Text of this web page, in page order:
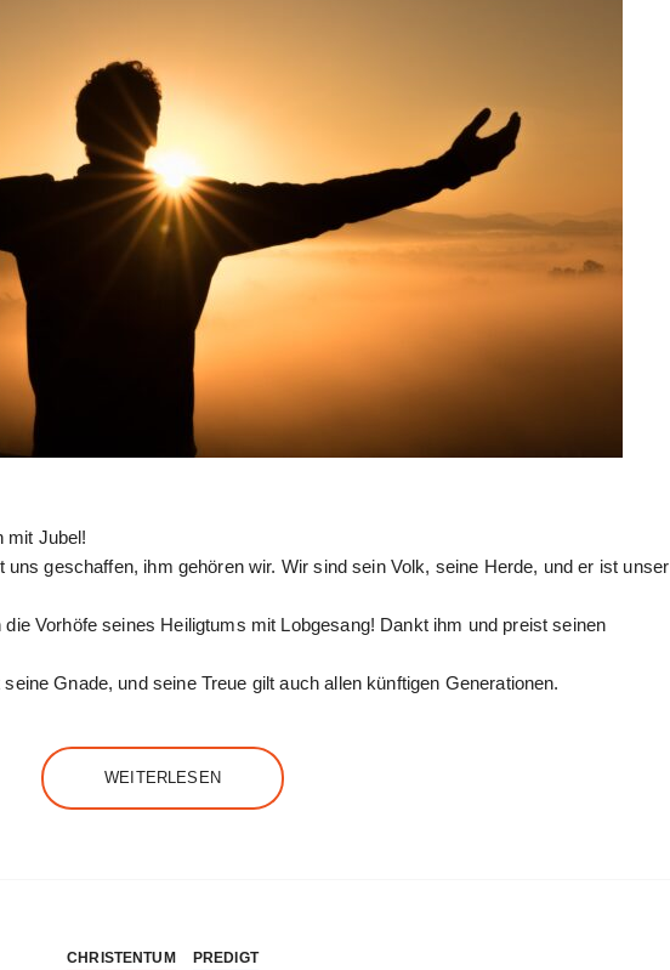
mit Jubel!
geschaffen, ihm gehören wir. Wir sind sein Volk, seine Herde, und er ist unser
Vorhöfe seines Heiligtums mit Lobgesang! Dankt ihm und preist seinen
Gnade, und seine Treue gilt auch allen künftigen Generationen.
WEITERLESEN
CHRISTENTUM PREDIGT